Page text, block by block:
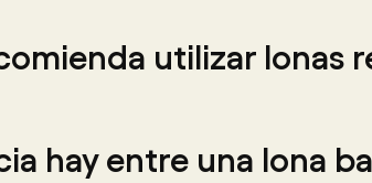
utilizar lonas
hay entre una lona